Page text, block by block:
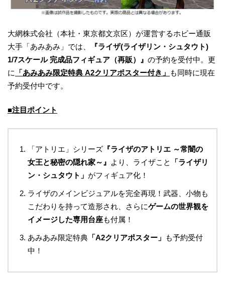
大網株式会社（本社・東京都文京区）が運営するホビー通販
大手「あみあみ」では、
『ライザ(ライザリン・シュタウト)
1/7スケール 完成品フィギュア（再販）
』 の予約を受付中。更
に
「あみあみ限定特典 A2クリアポスター付き 」 も同時に現在
予約受付中です。
■注目ポイント
「アトリエ」シリーズ『ライザのアトリエ ～常闇の
女王と秘密の隠れ家～』 より、ライザこと
「ライザリ
ン・シュタウト」 がフィギュア化！
ライザのメインビジュアルを完全再現！武器、小物も
こだわりを持って造形され、さらにゲームの世界観を
イメージした専用台座も付属！
あみあみ限定特典「A2クリアポスター」 も予約受付
中！